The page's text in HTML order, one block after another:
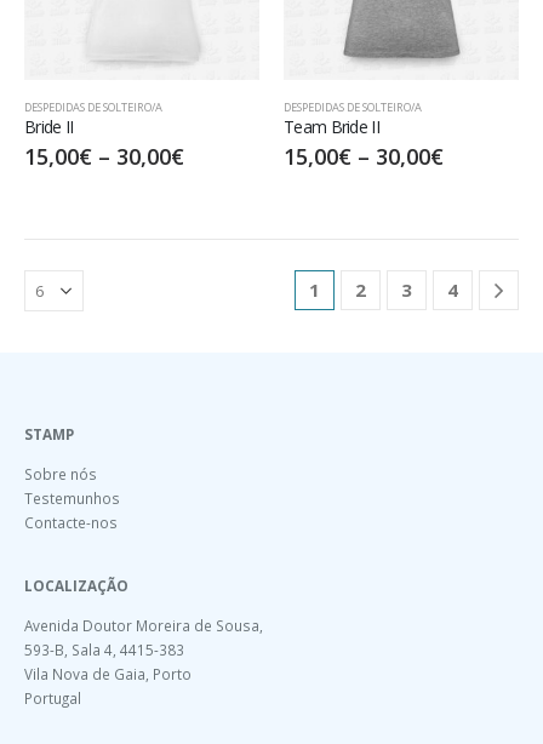
DESPEDIDAS DE SOLTEIRO/A
Bride II
15,00€ – 30,00€
DESPEDIDAS DE SOLTEIRO/A
Team Bride II
15,00€ – 30,00€
1 2 3 4
STAMP
Sobre nós
Testemunhos
Contacte-nos
LOCALIZAÇÃO
Avenida Doutor Moreira de Sousa,
593-B, Sala 4, 4415-383
Vila Nova de Gaia, Porto
Portugal